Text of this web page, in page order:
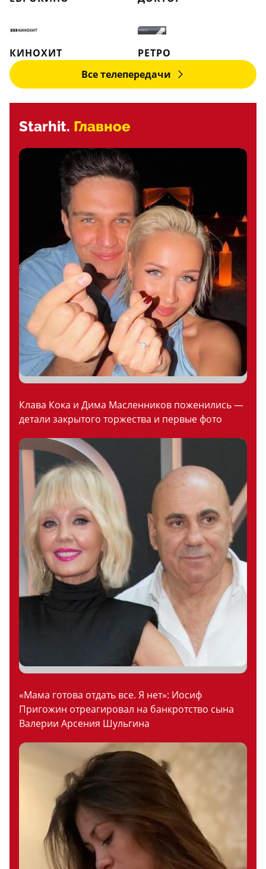
КИНОХИТ
РЕТРО
Все телепередачи
Starhit. Главное
Клава Кока и Дима Масленников поженились —
детали закрытого торжества и первые фото
«Мама готова отдать все. Я нет»: Иосиф
Пригожин отреагировал на банкротство сына
Валерии Арсения Шульгина